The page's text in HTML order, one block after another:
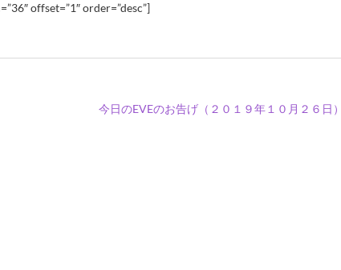
offset=”1″ order=”desc”]
今日のEVEのお告げ（２０１９年１０月２６日）